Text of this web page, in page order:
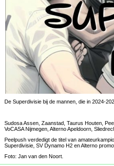
De Superdivisie bij de mannen, die in 2024-
Sudosa Assen, Zaanstad, Taurus Houten,
VoCASA Nijmegen, Alterno Apeldoorn,
Peelpush verdedigt de titel van
Superdivisie, SV Dynamo H2 en Alterno
Foto: Jan van den Noort.